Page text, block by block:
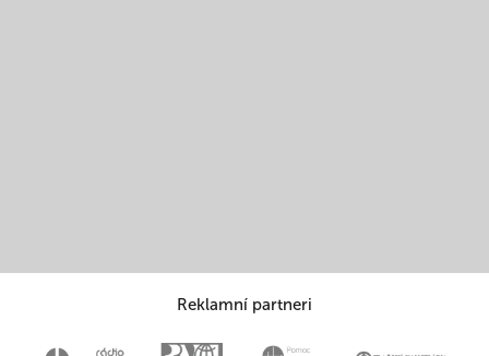
Reklamní partneri